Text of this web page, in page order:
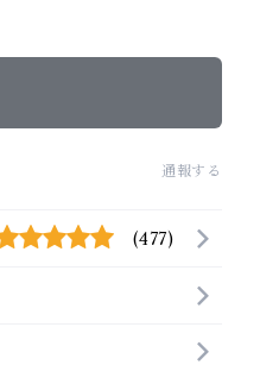
通報する
(477)